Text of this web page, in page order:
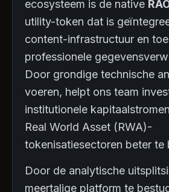
ecosysteem is de native
utility-token dat is
content-infrastructuur en
professionele
Door grondige technische
voeren, helpt ons team
institutionele
Real World Asset (RWA)-
tokenisatiesectoren beter te
Door de analytische
meertalige platform te